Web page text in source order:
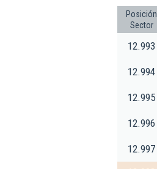
Posición
Sector
12.993
12.994
12.995
12.996
12.997